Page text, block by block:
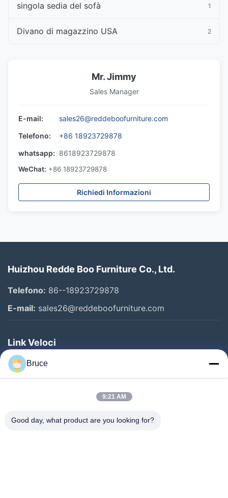
singola sedia del sofà 1
Divano di magazzino USA 2
Mr. Jimmy
Sales Manager
E-mail:
sales26@reddeboofurniture.com
Telefono:
+86 18923729878
whatsapp: 8618923729878
WeChat: +86 18923729878
Richiedi Informazioni
Huizhou Redde Boo Furniture Co., Ltd.
Telefono: 86--18923729878
E-mail: sales26@reddeboofurniture.com
Link Veloci
Casa
Prodotti
Chi Siamo
Bruce
9:21 AM
Good day, what product are you looking for?